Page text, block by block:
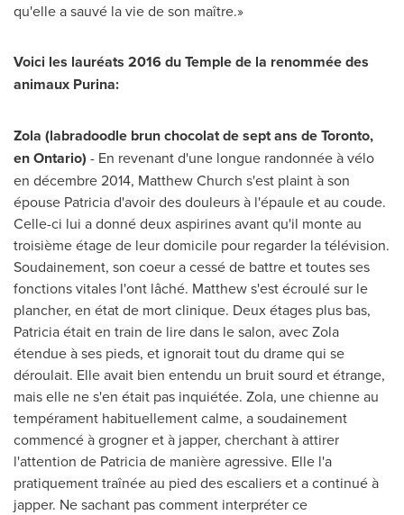
qu'elle a sauvé la vie de son maître.»
Voici les lauréats 2016 du Temple de la renommée des
animaux Purina:
Zola (labradoodle brun chocolat de sept ans deToronto,
enOntario) - En revenant d'une longue randonnée à vélo
en décembre 2014, Matthew Church s'est plaint à son
épouse Patricia d'avoir des douleurs à l'épaule et au coude.
Celle-ci lui a donné deux aspirines avant qu'il monte au
troisième étage de leur domicile pour regarder la télévision.
Soudainement, son coeur a cessé de battre et toutes ses
fonctions vitales l'ont lâché. Matthew s'est écroulé sur le
plancher, en état de mort clinique. Deux étages plus bas,
Patricia était en train de lire dans le salon, avec Zola
étendue à ses pieds, et ignorait tout du drame qui se
déroulait. Elle avait bien entendu un bruit sourd et étrange,
mais elle ne s'en était pas inquiétée. Zola, une chienne au
tempérament habituellement calme, a soudainement
commencé à grogner et à japper, cherchant à attirer
l'attention de Patricia de manière agressive. Elle l'a
pratiquement traînée au pied des escaliers et a continué à
japper. Ne sachant pas comment interpréter ce